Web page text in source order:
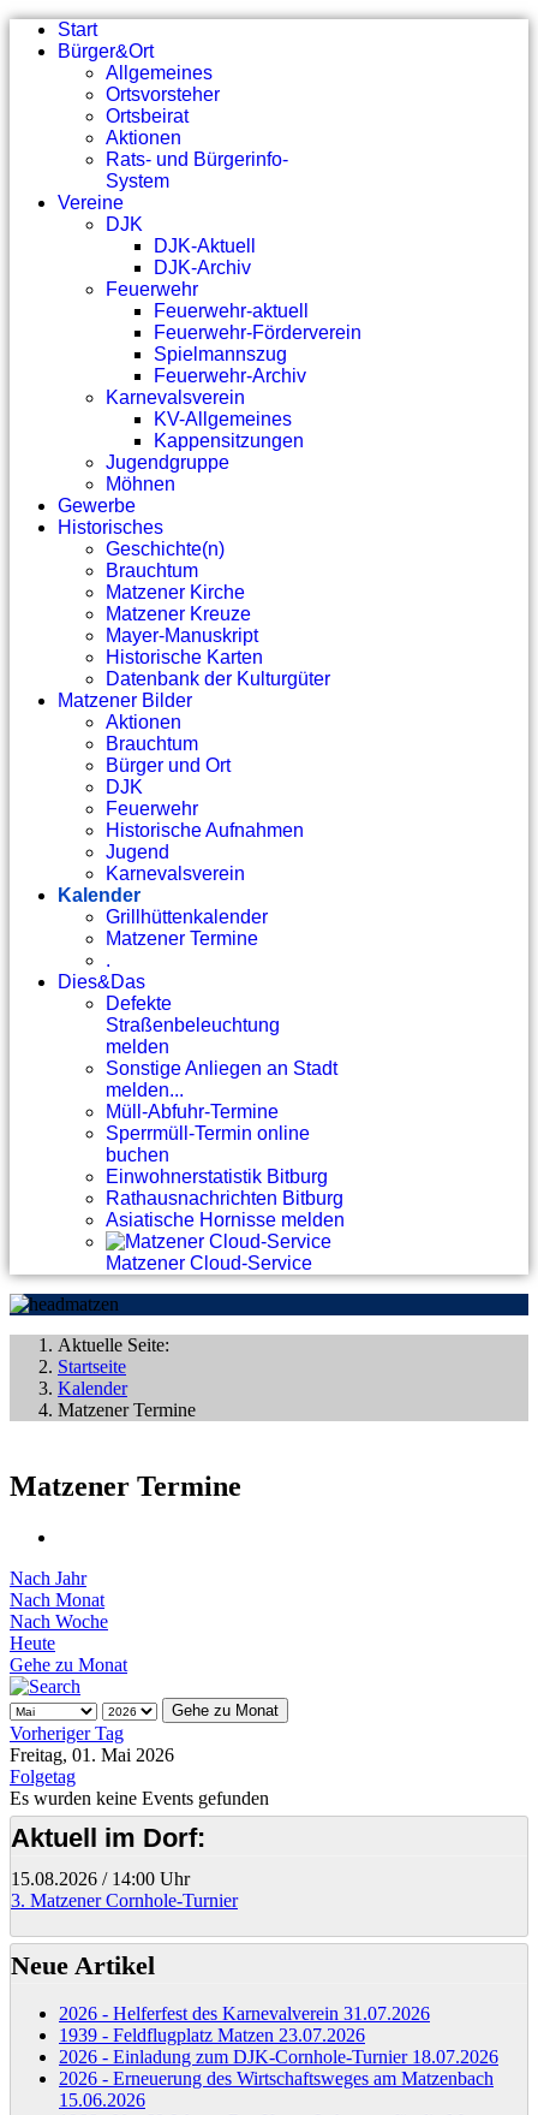
Start
Bürger&Ort
Allgemeines
Ortsvorsteher
Ortsbeirat
Aktionen
Rats- und Bürgerinfo-
System
Vereine
DJK
DJK-Aktuell
DJK-Archiv
Feuerwehr
Feuerwehr-aktuell
Feuerwehr-Förderverein
Spielmannszug
Feuerwehr-Archiv
Karnevalsverein
KV-Allgemeines
Kappensitzungen
Jugendgruppe
Möhnen
Gewerbe
Historisches
Geschichte(n)
Brauchtum
Matzener Kirche
Matzener Kreuze
Mayer-Manuskript
Historische Karten
Datenbank der Kulturgüter
Matzener Bilder
Aktionen
Brauchtum
Bürger und Ort
DJK
Feuerwehr
Historische Aufnahmen
Jugend
Karnevalsverein
Kalender
Grillhüttenkalender
Matzener Termine
.
Dies&Das
Defekte
Straßenbeleuchtung
melden
Sonstige Anliegen an Stadt
melden...
Müll-Abfuhr-Termine
Sperrmüll-Termin online
buchen
Einwohnerstatistik Bitburg
Rathausnachrichten Bitburg
Asiatische Hornisse melden
Matzener Cloud-Service
Aktuelle Seite:
Startseite
Kalender
Matzener Termine
Matzener Termine
Nach Jahr
Nach Monat
Nach Woche
Heute
Gehe zu Monat
Gehe zu Monat
Vorheriger Tag
Freitag, 01. Mai 2026
Folgetag
Es wurden keine Events gefunden
Aktuell im Dorf:
15.08.2026 / 14:00 Uhr
3. Matzener Cornhole-Turnier
Neue Artikel
2026 - Helferfest des Karnevalverein 31.07.2026
1939 - Feldflugplatz Matzen 23.07.2026
2026 - Einladung zum DJK-Cornhole-Turnier 18.07.2026
2026 - Erneuerung des Wirtschaftsweges am Matzenbach
15.06.2026